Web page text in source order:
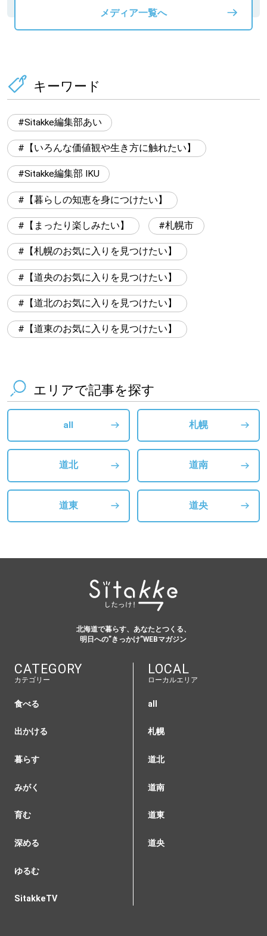
メディア一覧へ
キーワード
Sitakke編集部あい
【いろんな価値観や生き方に触れたい】
Sitakke編集部 IKU
【暮らしの知恵を身につけたい】
【まったり楽しみたい】 札幌市
【札幌のお気に入りを見つけたい】
【道央のお気に入りを見つけたい】
【道北のお気に入りを見つけたい】
【道東のお気に入りを見つけたい】
エリアで記事を探す
all 札幌
道北 道南
道東 道央
北海道で暮らす、あなたとつくる、
明日への”きっかけ”WEBマガジン
CATEGORY
カテゴリー
食べる
出かける
暮らす
みがく
育む
深める
ゆるむ
SitakkeTV
LOCAL
ローカルエリア
all
札幌
道北
道南
道東
道央